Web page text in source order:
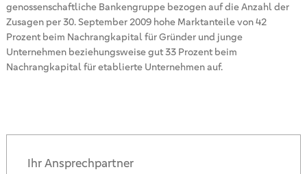
genossenschaftliche Bankengruppe bezogen auf die Anzahl der
Zusagen per 30. September 2009 hohe Marktanteile von 42
Prozent beim Nachrangkapital für Gründer und junge
Unternehmen beziehungsweise gut 33 Prozent beim
Nachrangkapital für etablierte Unternehmen auf.
Ihr Ansprechpartner